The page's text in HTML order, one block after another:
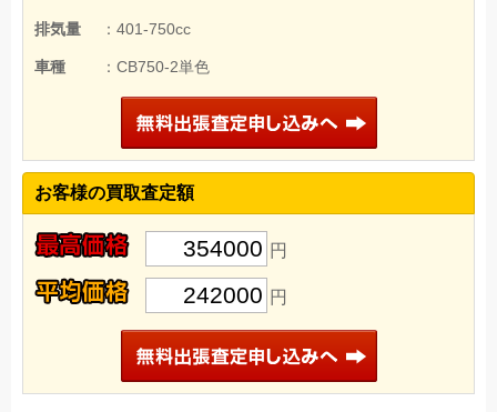
排気量 ：401-750cc
車種 ：CB750-2単色
お客様の買取査定額
354000 円
242000 円